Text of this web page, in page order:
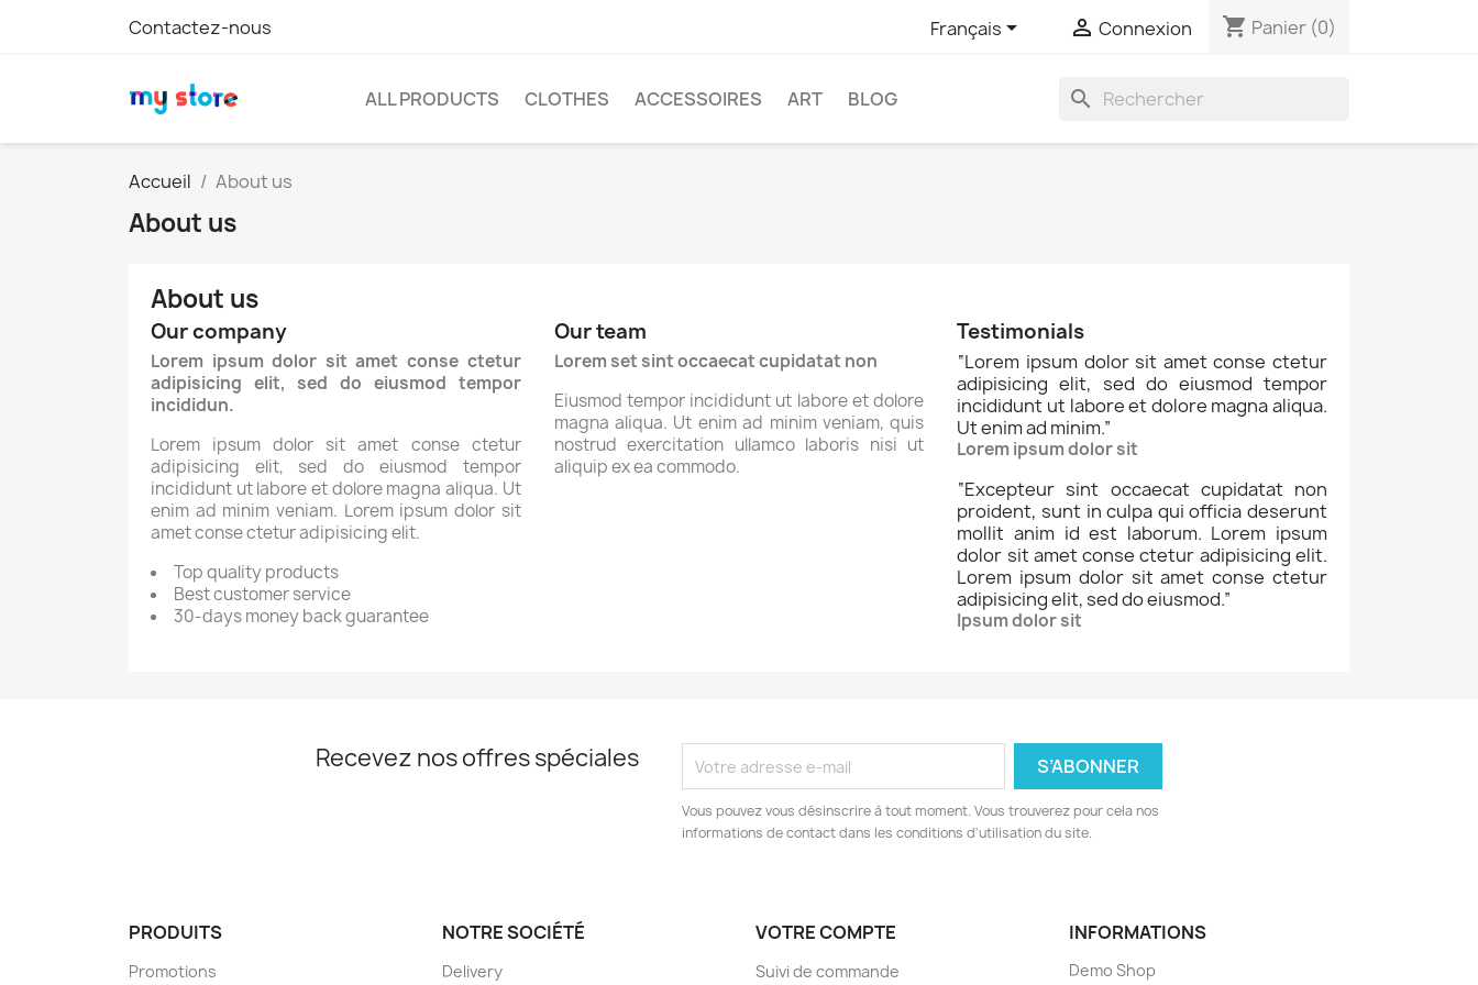
Contactez-nous Français  Connexion shopping_cart Panier (0)
ALL PRODUCTS CLOTHES ACCESSOIRES ART BLOG search
Accueil About us
About us
About us
Our company
Lorem ipsum dolor sit amet conse ctetur
adipisicing elit, sed do eiusmod tempor
incididun.
Lorem ipsum dolor sit amet conse ctetur
adipisicing elit, sed do eiusmod tempor
incididunt ut labore et dolore magna aliqua. Ut
enim ad minim veniam. Lorem ipsum dolor sit
amet conse ctetur adipisicing elit.
Top quality products
Best customer service
30-days money back guarantee
Our team
Lorem set sint occaecat cupidatat non
Eiusmod tempor incididunt ut labore et dolore
magna aliqua. Ut enim ad minim veniam, quis
nostrud exercitation ullamco laboris nisi ut
aliquip ex ea commodo.
Testimonials
“Lorem ipsum dolor sit amet conse ctetur
adipisicing elit, sed do eiusmod tempor
incididunt ut labore et dolore magna aliqua.
Ut enim ad minim.”
Lorem ipsum dolor sit
“Excepteur sint occaecat cupidatat non
proident, sunt in culpa qui officia deserunt
mollit anim id est laborum. Lorem ipsum
dolor sit amet conse ctetur adipisicing elit.
Lorem ipsum dolor sit amet conse ctetur
adipisicing elit, sed do eiusmod.”
Ipsum dolor sit
Recevez nos offres spéciales
Vous pouvez vous désinscrire à tout moment. Vous trouverez pour cela nos
informations de contact dans les conditions d'utilisation du site.
PRODUITS
Promotions
NOTRE SOCIÉTÉ
Delivery
VOTRE COMPTE
Suivi de commande
INFORMATIONS
Demo Shop